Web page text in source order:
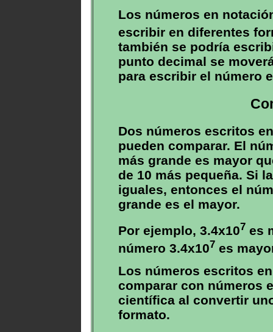
Los números en
escribir en diferentes
también se podría
punto decimal se
para escribir el número
Dos números escritos
pueden comparar. El
más grande es mayor
de 10 más pequeña. Si
iguales, entonces el
grande es el mayor.
Por ejemplo, 3.4x107 es
número 3.4x107 es
Los números escritos
comparar con números
científica al convertir
formato.